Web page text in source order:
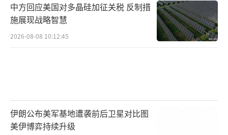
中方回应美国对多晶硅加征关税 反制措
施展现战略智慧
2026-08-08 10:12:45
伊朗公布美军基地遭袭前后卫星对比图
美伊博弈持续升级